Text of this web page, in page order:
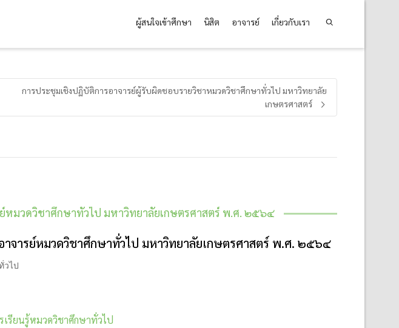
ผู้สนใจเข้าศึกษา นิสิต อาจารย์ เกี่ยวกับเรา
การประชุมเชิงปฏิบัติการอาจารย์ผู้รับผิดชอบรายวิชาหมวดวิชาศึกษาทั่วไป มหาวิทยาลัย
เกษตรศาสตร์
หมวดวิชาศึกษาทั่วไป มหาวิทยาลัยเกษตรศาสตร์ พ.ศ. ๒๕๖๔
จารย์หมวดวิชาศึกษาทั่วไป มหาวิทยาลัยเกษตรศาสตร์ พ.ศ. ๒๕๖๔
วไป
รียนรู้หมวดวิชาศึกษาทั่วไป